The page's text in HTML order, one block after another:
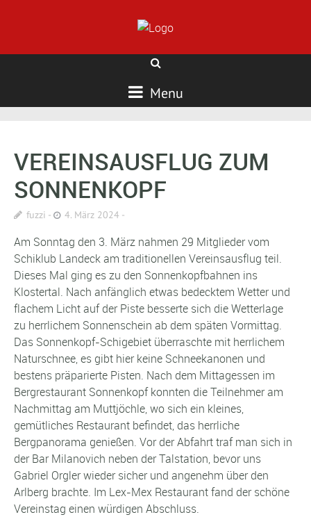
Menu
VEREINSAUSFLUG ZUM
SONNENKOPF
fuzzi 4. März 2024
Am Sonntag den 3. März nahmen 29 Mitglieder vom
Schiklub Landeck am traditionellen Vereinsausflug teil.
Dieses Mal ging es zu den Sonnenkopfbahnen ins
Klostertal. Nach anfänglich etwas bedecktem Wetter und
flachem Licht auf der Piste besserte sich die Wetterlage
zu herrlichem Sonnenschein ab dem späten Vormittag.
Das Sonnenkopf-Schigebiet überraschte mit herrlichem
Naturschnee, es gibt hier keine Schneekanonen und
bestens präparierte Pisten. Nach dem Mittagessen im
Bergrestaurant Sonnenkopf konnten die Teilnehmer am
Nachmittag am Muttjöchle, wo sich ein kleines,
gemütliches Restaurant befindet, das herrliche
Bergpanorama genießen. Vor der Abfahrt traf man sich in
der Bar Milanovich neben der Talstation, bevor uns
Gabriel Orgler wieder sicher und angenehm über den
Arlberg brachte. Im Lex-Mex Restaurant fand der schöne
Vereinstag einen würdigen Abschluss.